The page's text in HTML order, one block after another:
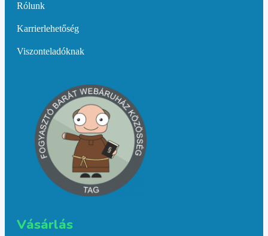
Rólunk
Karrierlehetőség
Viszonteladóknak
Vásárlás​